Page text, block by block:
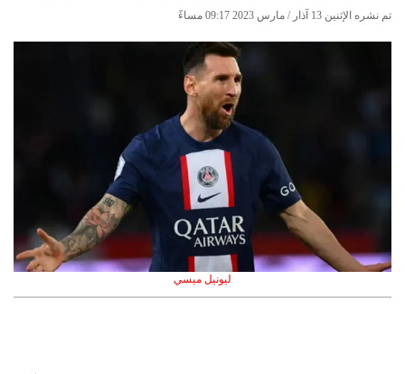
تم نشره الإثنين 13 آذار / مارس 2023 09:17 مساءً
ليونيل ميسي